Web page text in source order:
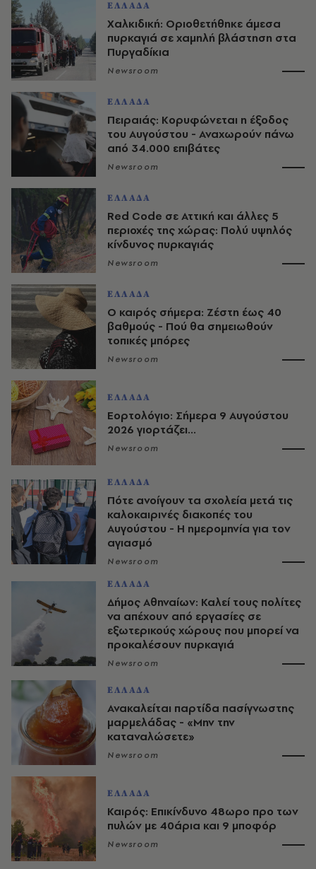
ΕΛΛΑΔΑ
Χαλκιδική: Οριοθετήθηκε άμεσα
πυρκαγιά σε χαμηλή βλάστηση στα
Πυργαδίκια
Newsroom
ΕΛΛΑΔΑ
Πειραιάς: Κορυφώνεται η έξοδος
του Αυγούστου - Αναχωρούν πάνω
από 34.000 επιβάτες
Newsroom
ΕΛΛΑΔΑ
Red Code σε Αττική και άλλες 5
περιοχές της χώρας: Πολύ υψηλός
κίνδυνος πυρκαγιάς
Newsroom
ΕΛΛΑΔΑ
O καιρός σήμερα: Ζέστη έως 40
βαθμούς - Πού θα σημειωθούν
τοπικές μπόρες
Newsroom
ΕΛΛΑΔΑ
Εορτολόγιο: Σήμερα 9 Αυγούστου
2026 γιορτάζει...
Newsroom
ΕΛΛΑΔΑ
Πότε ανοίγουν τα σχολεία μετά τις
καλοκαιρινές διακοπές του
Αυγούστου - Η ημερομηνία για τον
αγιασμό
Newsroom
ΕΛΛΑΔΑ
Δήμος Αθηναίων: Καλεί τους πολίτες
να απέχουν από εργασίες σε
εξωτερικούς χώρους που μπορεί να
προκαλέσουν πυρκαγιά
Newsroom
ΕΛΛΑΔΑ
Ανακαλείται παρτίδα πασίγνωστης
μαρμελάδας - «Μην την
καταναλώσετε»
Newsroom
ΕΛΛΑΔΑ
Καιρός: Επικίνδυνο 48ωρο προ των
πυλών με 40άρια και 9 μποφόρ
Newsroom